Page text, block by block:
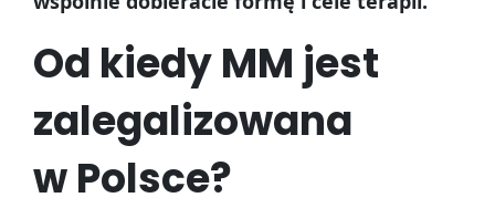
Od kiedy MM jest
zalegalizowana
w Polsce?